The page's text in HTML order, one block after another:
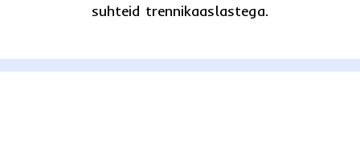
suhteid trennikaaslastega.